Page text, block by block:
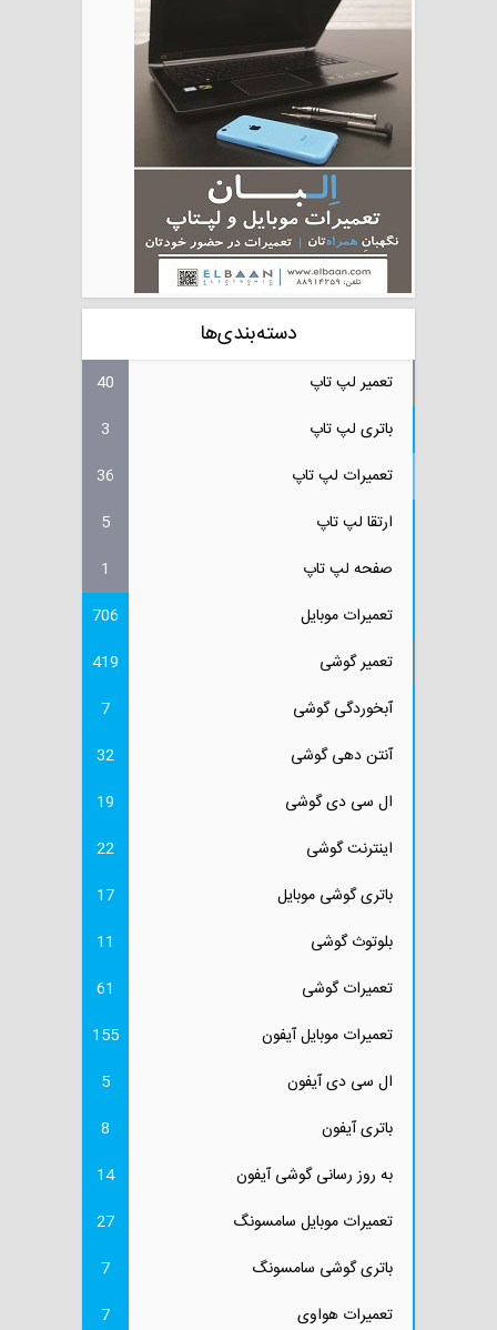
دسته‌بندی‌ها
تعمیر لپ تاپ
40
باتری لپ تاپ
3
تعمیرات لپ تاپ
36
ارتقا لپ تاپ
5
صفحه لپ تاپ
1
تعمیرات موبایل
706
تعمیر گوشی
419
آبخوردگی گوشی
7
آنتن دهی گوشی
32
ال سی دی گوشی
19
اینترنت گوشی
22
باتری گوشی موبایل
17
بلوتوث گوشی
11
تعمیرات گوشی
61
تعمیرات موبایل آیفون
155
ال سی دی آیفون
5
باتری آیفون
8
به روز رسانی گوشی آیفون
14
تعمیرات موبایل سامسونگ
27
باتری گوشی سامسونگ
7
تعمیرات هواوی
7